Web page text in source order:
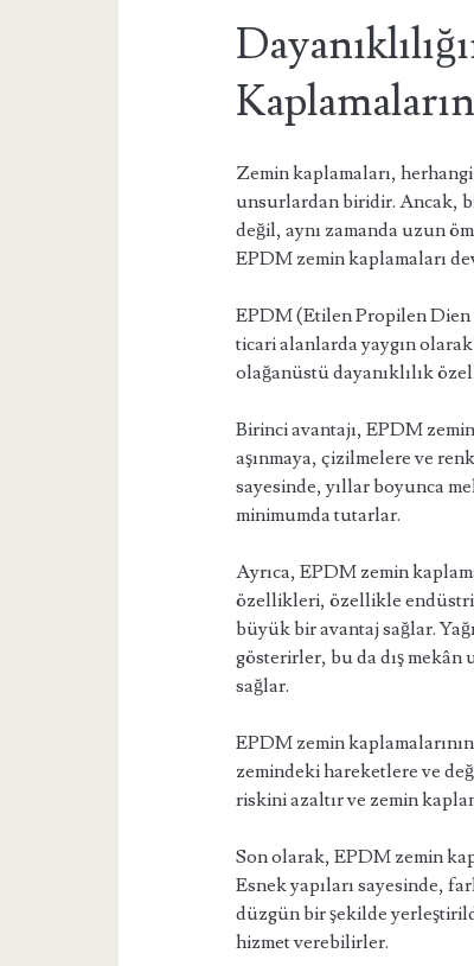
Zemin kaplamaları,
unsurlardan biridir. Ancak,
değil, aynı zamanda uzun
EPDM zemin kaplamaları
EPDM (Etilen Propilen
ticari alanlarda yaygın
olağanüstü dayanıklılık
Birinci avantajı, EPDM
aşınmaya, çizilmelere ve
sayesinde, yıllar boyunca
minimumda tutarlar.
Ayrıca, EPDM zemin
özellikleri, özellikle
büyük bir avantaj sağlar.
gösterirler, bu da dış
sağlar.
EPDM zemin
zemindeki hareketlere ve
riskini azaltır ve zemin
Son olarak, EPDM zemin
Esnek yapıları sayesinde,
düzgün bir şekilde
hizmet verebilirler.